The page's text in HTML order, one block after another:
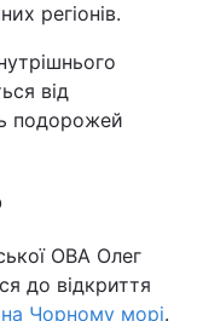
регіонів.
від
подорожей
ОВА Олег
до відкриття
на Чорному морі.